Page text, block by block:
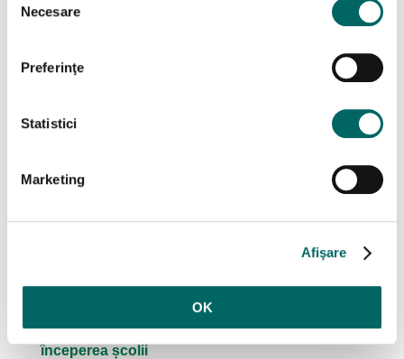
consimțământului
Necesare
Preferinţe
Statistici
Marketing
Afişare
OK
viitorul și succesul acestuia: „Va fi un artist ca
începerea școlii